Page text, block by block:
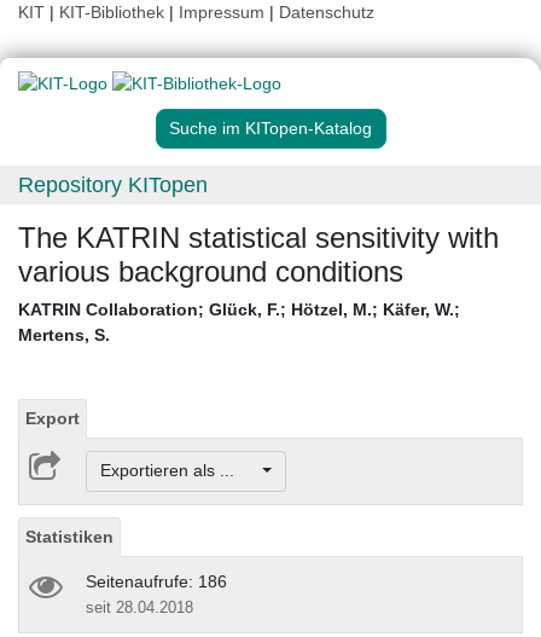
KIT | KIT-Bibliothek | Impressum | Datenschutz
Suche im KITopen-Katalog
Repository KITopen
The KATRIN statistical sensitivity with
various background conditions
KATRIN Collaboration; Glück, F.; Hötzel, M.; Käfer, W.;
Mertens, S.
Export
Exportieren als ...
Statistiken
Seitenaufrufe: 186
seit 28.04.2018